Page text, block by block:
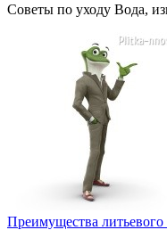
Советы по уходу Вода,
Преимущества